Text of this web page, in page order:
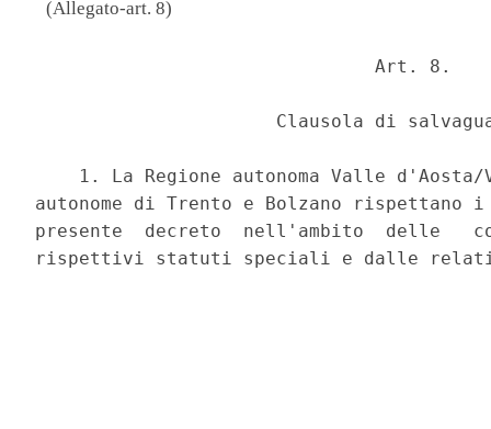
(Allegato-art. 8)
                               Art. 8.
Clausola di
1. La Regione autonoma Valle
autonome di Trento e Bolzano
presente  decreto  nell'ambito  delle
rispettivi statuti speciali e dalle